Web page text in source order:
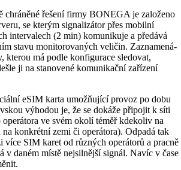
chráněné řešení firmy BONEGA je založeno
se kterým signalizátor přes mobilní
intervalech (2 min) komunikuje a předává
stavu monitorovaných veličin. Zaznamená-
kterou má podle konfigurace sledovat,
ji na stanovené komunikační zařízení
eSIM karta umožňující provoz po dobu
výhodou je, že se dokáže připojit k síti
ve svém okolí téměř kdekoliv na
na konkrétní zemi či operátora). Odpadá tak
více SIM karet od různých operátorů a pracně
v daném místě nejsilnější signál. Navíc v čase